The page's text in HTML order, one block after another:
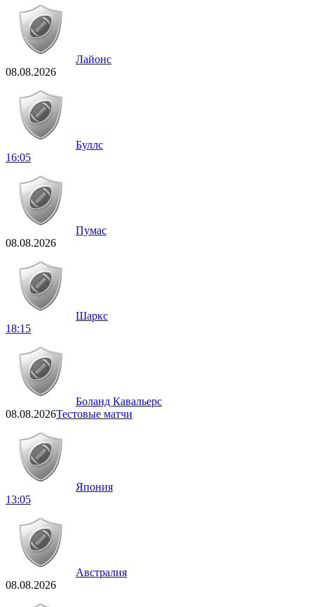
Лайонс
08.08.2026
Буллс
16:05
Пумас
08.08.2026
Шаркс
18:15
Боланд Кавальерс
08.08.2026Тестовые матчи
Япония
13:05
Австралия
08.08.2026